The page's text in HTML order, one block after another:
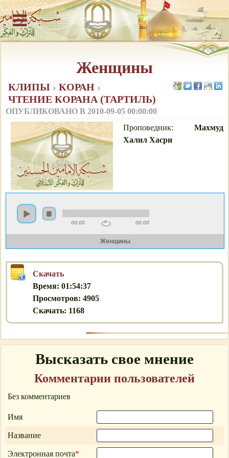
Женщины
КЛИПЫ › КОРАН ›
ЧТЕНИЕ КОРАНА (ТАРТИЛЬ)
ОПУБЛИКОВАНО В 2010-09-05 00:00:00
Проповедник: Махмуд
Халил Хасри
00:00 00:00
Женщины
Скачать
Время: 01:54:37
Просмотров: 4905
Скачать: 1168
Высказать свое мнение
Комментарии пользователей
Без комментариев
Имя
Название
Электронная почта*